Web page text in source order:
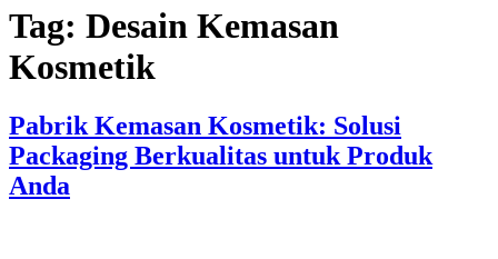
Tag: Desain Kemasan
Kosmetik
Pabrik Kemasan Kosmetik: Solusi
Packaging Berkualitas untuk Produk
Anda